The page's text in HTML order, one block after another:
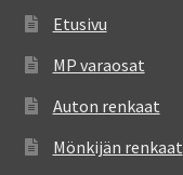
Etusivu
MP varaosat
Auton renkaat
Mönkijän renkaat